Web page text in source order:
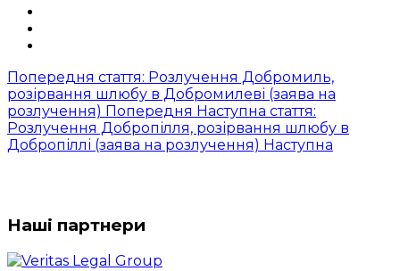
Попередня стаття: Розлучення Добромиль,
розірвання шлюбу в Добромилеві (заява на
розлучення) Попередня Наступна стаття:
Розлучення Добропілля, розірвання шлюбу в
Добропіллі (заява на розлучення) Наступна
Наші партнери